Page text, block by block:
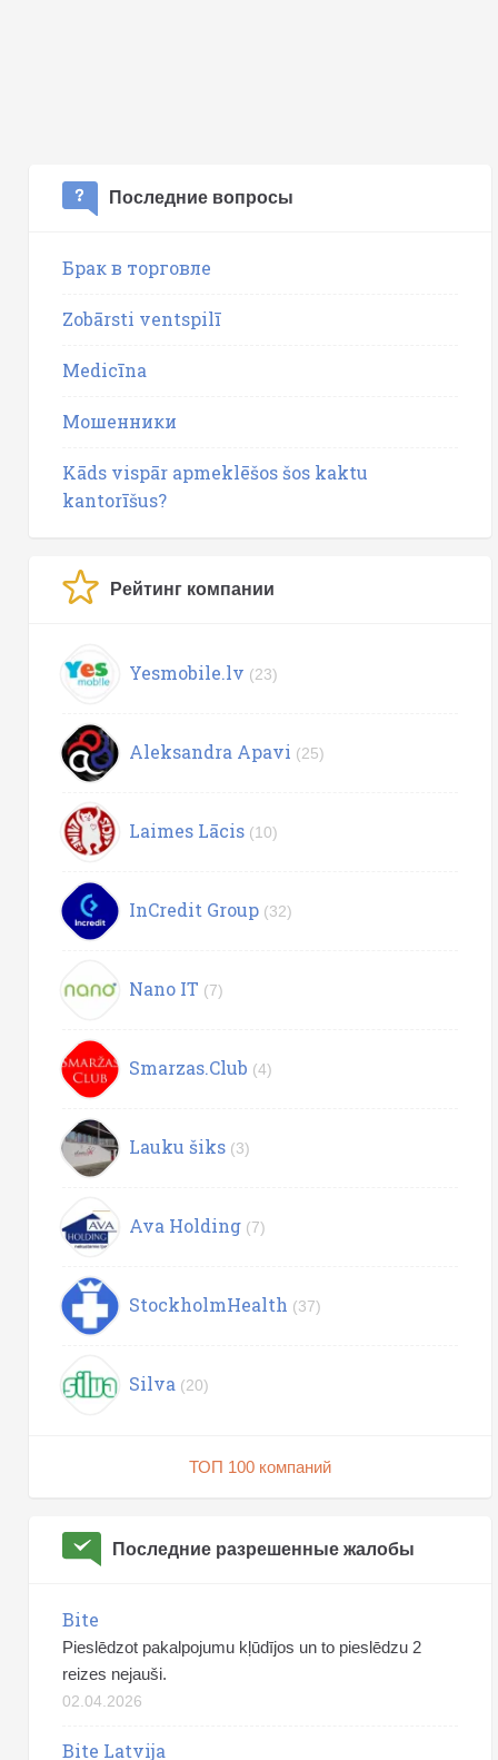
Последние вопросы
Брак в торговле
Zobārsti ventspilī
Medicīna
Мошенники
Kāds vispār apmeklēšos šos kaktu
kantorīšus?
Рейтинг компании
Yesmobile.lv (23)
Aleksandra Apavi (25)
Laimes Lācis (10)
InCredit Group (32)
Nano IT (7)
Smarzas.Club (4)
Lauku šiks (3)
Ava Holding (7)
StockholmHealth (37)
Silva (20)
ТОП 100 компаний
Последние разрешенные жалобы
Bite
Pieslēdzot pakalpojumu kļūdījos un to pieslēdzu 2
reizes nejauši.
02.04.2026
Bite Latvija